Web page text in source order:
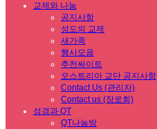
교제와 나눔
공지사항
성도의 교제
새가족
행사모음
추천싸이트
오스트리아 교단 공지사항
Contact Us (관리자)
Contact us (장로회)
성경과 QT
QT나눔방